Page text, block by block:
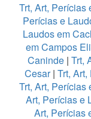
Trt, Art,
Perícias e
Laudos em
em Campos
Caninde | Trt,
Cesar| Trt,
Trt, Art, Perícias
Art, Perícias e
Art, Perícias